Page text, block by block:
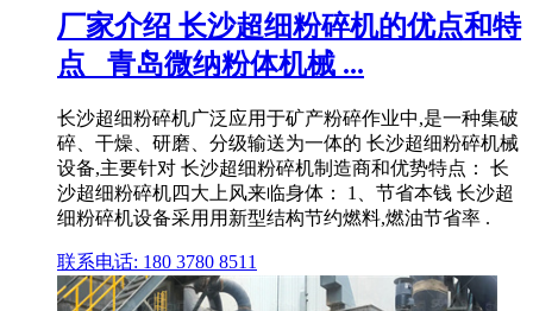
厂家介绍 长沙超细粉碎机的优点和特
点 _青岛微纳粉体机械 ...
长沙超细粉碎机广泛应用于矿产粉碎作业中,是一种集破
碎、干燥、研磨、分级输送为一体的 长沙超细粉碎机械
设备,主要针对 长沙超细粉碎机制造商和优势特点： 长
沙超细粉碎机四大上风来临身体： 1、节省本钱 长沙超
细粉碎机设备采用用新型结构节约燃料,燃油节省率 .
联系电话: 180 3780 8511